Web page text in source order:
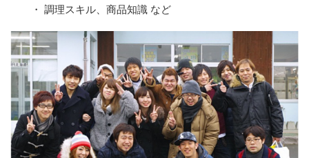
・ 調理スキル、商品知識 など